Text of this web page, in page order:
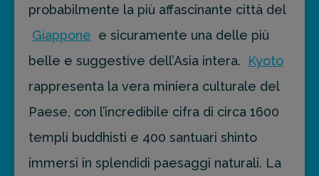
probabilmente la più affascinante città del
Giappone e sicuramente una delle più
belle e suggestive dell’Asia intera.
Kyoto
rappresenta la vera miniera culturale del
Paese, con l’incredibile cifra di circa 1600
templi buddhisti e 400 santuari shinto
immersi in splendidi paesaggi naturali. La